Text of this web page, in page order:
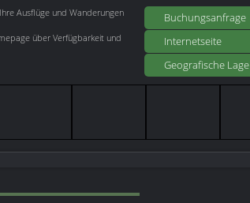
Buchungsanfrage
Internetseite
Geografische Lage
Ausflüge und Wanderungen
über Verfügbarkeit und